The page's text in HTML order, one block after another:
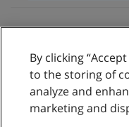
By clicking
to the storing of
analyze and
marketing and